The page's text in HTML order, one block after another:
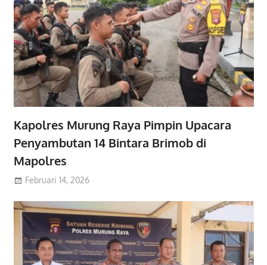
Kapolres Murung Raya Pimpin Upacara
Penyambutan 14 Bintara Brimob di
Mapolres
Februari 14, 2026